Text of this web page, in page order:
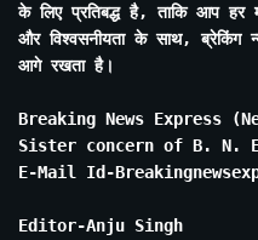
के लिए प्रतिबद्ध है, ताकि आप हर
और विश्वसनीयता के साथ,
आगे रखता है।
Breaking News Express
Sister concern of B. N.
E-Mail Id-
Editor-Anju Singh